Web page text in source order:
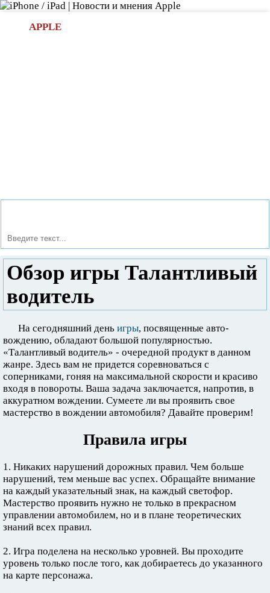
APPLE
Обзор игры Талантливый
водитель
На сегодняшний день игры, посвященные авто-
вождению, обладают большой популярностью.
«Талантливый водитель» - очередной продукт в данном
жанре. Здесь вам не придется соревноваться с
соперниками, гоняя на максимальной скорости и красиво
входя в повороты. Ваша задача заключается, напротив, в
аккуратном вождении. Сумеете ли вы проявить свое
мастерство в вождении автомобиля? Давайте проверим!
Правила игры
1. Никаких нарушений дорожных правил. Чем больше
нарушений, тем меньше вас успех. Обращайте внимание
на каждый указательный знак, на каждый светофор.
Мастерство проявить нужно не только в прекрасном
управлении автомобилем, но и в плане теоретических
знаний всех правил.
2. Игра поделена на несколько уровней. Вы проходите
уровень только после того, как добираетесь до указанного
на карте персонажа.